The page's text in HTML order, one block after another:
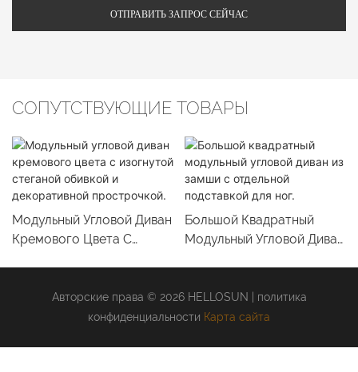
ОТПРАВИТЬ ЗАПРОС СЕЙЧАС
СОПУТСТВУЮЩИЕ ТОВАРЫ
Модульный Угловой Диван
Кремового Цвета С
Прострочкой.
Большой Квадратный
Модульный Угловой Диван
Авторские права © 2026 HELLOSUN |
политика
конфиденциальности Карта сайта